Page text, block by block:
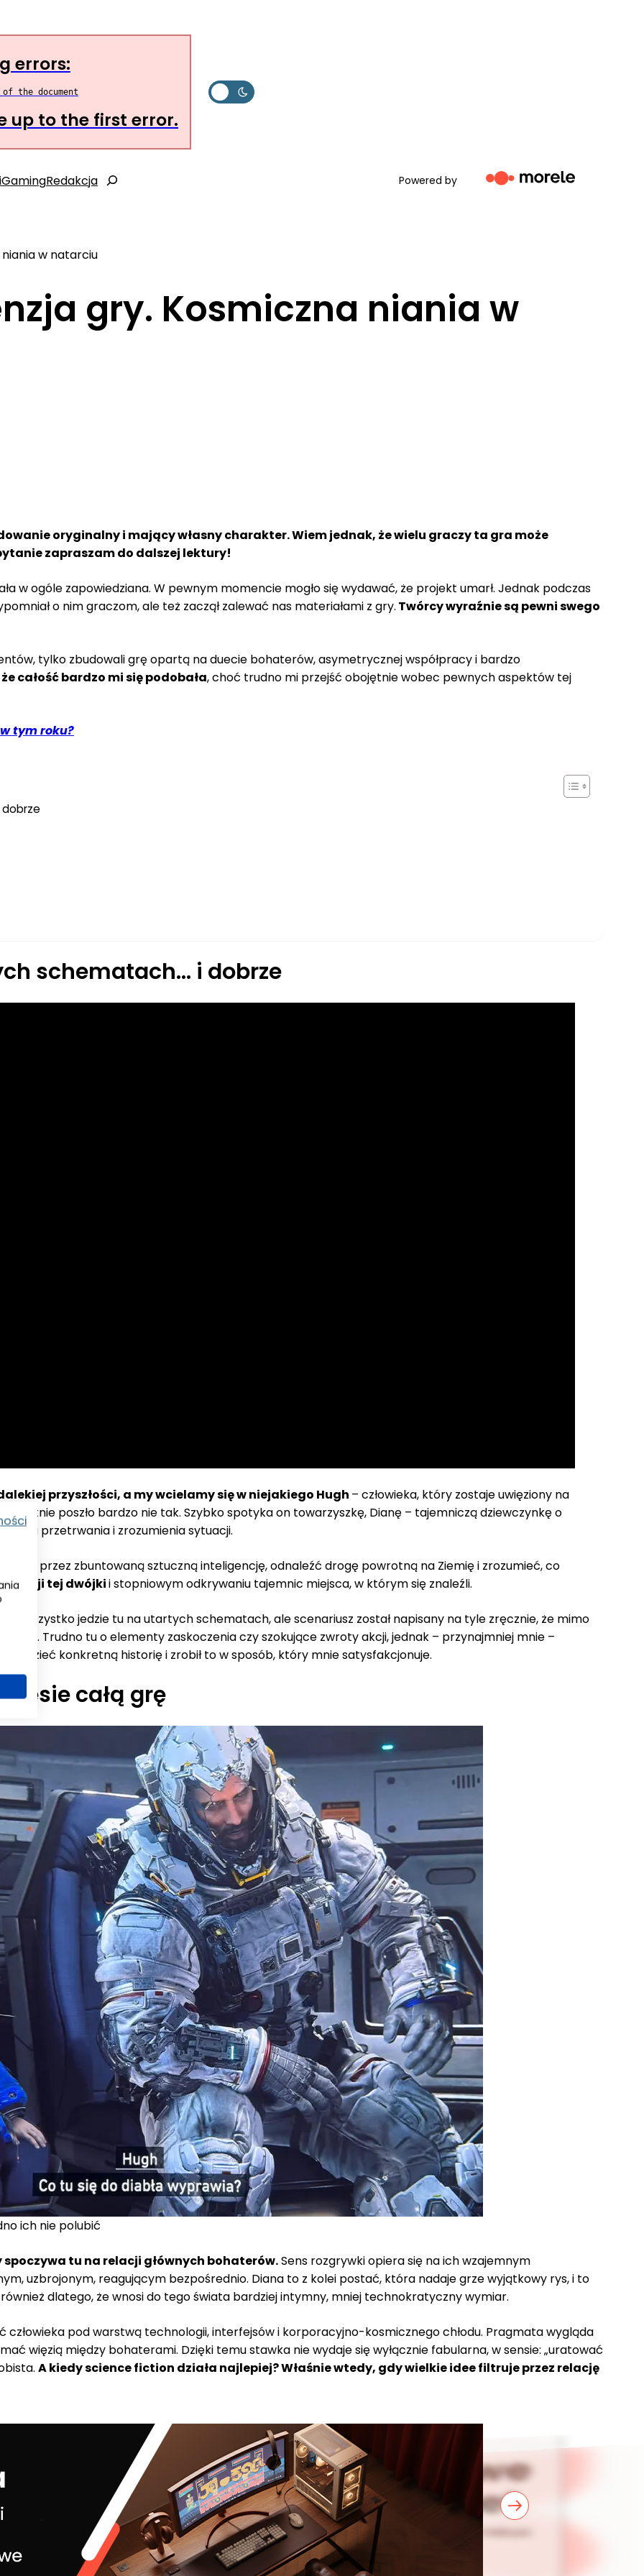
errors:
up to the first error.
GamingRedakcjaSzukaj
Powered by
w natarciu
gry. Kosmiczna niania w
oryginalny i mający własny charakter. Wiem jednak, że wielu graczy ta gra może
zapraszam do dalszej lektury!
w ogóle zapowiedziana. W pewnym momencie mogło się wydawać, że projekt umarł. Jednak podczas
o nim graczom, ale też zaczął zalewać nas materiałami z gry. Twórcy wyraźnie są pewni swego
tylko zbudowali grę opartą na duecie bohaterów, asymetrycznej współpracy i bardzo
całość bardzo mi się podobała, choć trudno mi przejść obojętnie wobec pewnych aspektów tej
tym roku?
schematach… i dobrze
przyszłości, a my wcielamy się w niejakiego Hugh – człowieka, który zostaje uwięziony na
poszło bardzo nie tak. Szybko spotyka on towarzyszkę, Dianę – tajemniczą dziewczynkę o
dla przetrwania i zrozumienia sytuacji.
przez zbuntowaną sztuczną inteligencję, odnaleźć drogę powrotną na Ziemię i zrozumieć, co
relacji tej dwójkii stopniowym odkrywaniu tajemnic miejsca, w którym się znaleźli.
Wszystko jedzie tu na utartych schematach, ale scenariusz został napisany na tyle zręcznie, że mimo
. Trudno tu o elementy zaskoczenia czy szokujące zwroty akcji, jednak – przynajmniej mnie –
konkretną historię i zrobił to w sposób, który mnie satysfakcjonuje.
całą grę
ich nie polubić
tu na relacji głównych bohaterów.Sens rozgrywki opiera się na ich wzajemnym
uzbrojonym, reagującym bezpośrednio. Diana to z kolei postać, która nadaje grze wyjątkowy rys, i to
dlatego, że wnosi do tego świata bardziej intymny, mniej technokratyczny wymiar.
człowieka pod warstwą technologii, interfejsów i korporacyjno-kosmicznego chłodu. Pragmata wygląda
więzią między bohaterami. Dzięki temu stawka nie wydaje się wyłącznie fabularna, w sensie: „uratować
A kiedy science fiction działa najlepiej? Właśnie wtedy, gdy wielkie idee filtruje przez relację